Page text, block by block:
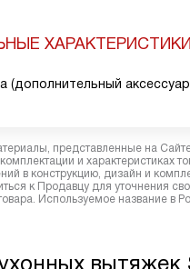
ХАРАКТЕРИСТИКИ
(дополнительный
представленные на
и характеристиках
в конструкцию, дизайн и
к Продавцу для уточнения
Используемое название в
вытяжек